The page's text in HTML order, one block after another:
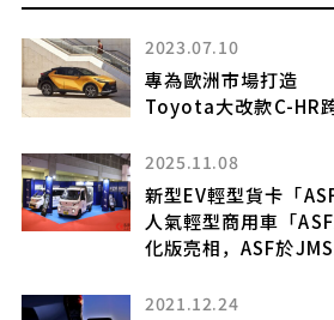
2023.07.10
專為歐洲市場打造
Toyota大改款C-HR
2025.11.08
新型EV輕型貨卡「
人氣輕型商用車「
化版亮相，ASF於
2021.12.24